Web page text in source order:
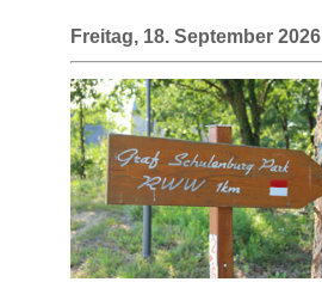
Freitag, 18. September 2026